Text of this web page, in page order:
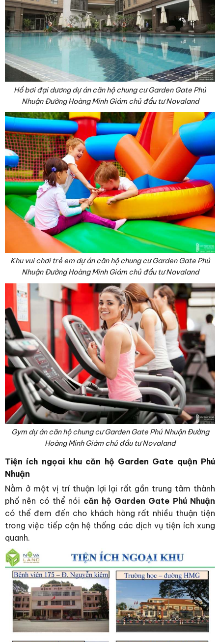
Hồ bơi đại dương dự án căn hộ chung cư Garden Gate Phú
Nhuận Đường Hoàng Minh Giám chủ đầu tư Novaland
Khu vui chơi trẻ em dự án căn hộ chung cư Garden Gate Phú
Nhuận Đường Hoàng Minh Giám chủ đầu tư Novaland
Gym dự án căn hộ chung cư Garden Gate Phú Nhuận Đường
Hoàng Minh Giám chủ đầu tư Novaland
Tiện ích ngọai khu căn hộ Garden Gate quận Phú
Nhuận
Nằm ở một vị trí thuận lợi lại rất gần trung tâm thành
phố nên có thể nói căn hộ Garden Gate Phú Nhuận
có thể đem đến cho khách hàng rất nhiều thuận tiện
trong việc tiếp cận hệ thống các dịch vụ tiện ích xung
quanh.